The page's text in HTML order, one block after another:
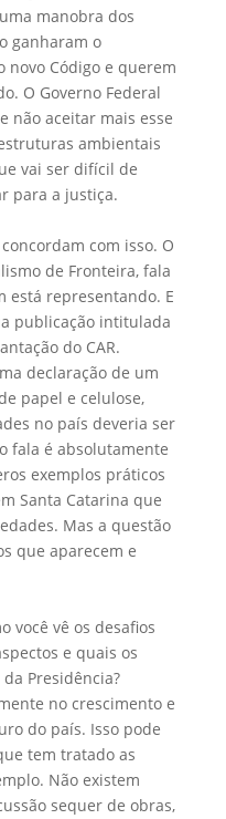
manobra dos
ganharam o
novo Código e querem
O Governo Federal
não aceitar mais esse
ambientais
vai ser difícil de
para a justiça.
com isso. O
de Fronteira, fala
está representando. E
publicação intitulada
do CAR.
declaração de um
papel e celulose,
no país deveria ser
fala é absolutamente
exemplos práticos
Santa Catarina que
Mas a questão
que aparecem e
você vê os desafios
e quais os
Presidência?
no crescimento e
do país. Isso pode
tem tratado as
Não existem
sequer de obras,